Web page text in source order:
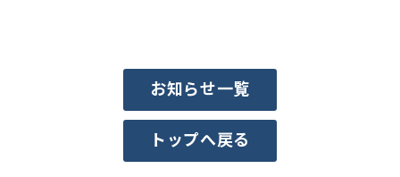
お知らせ一覧
トップへ戻る